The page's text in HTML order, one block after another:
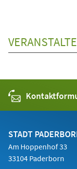
STADT
Am Hoppenhof 33
33104 Paderborn